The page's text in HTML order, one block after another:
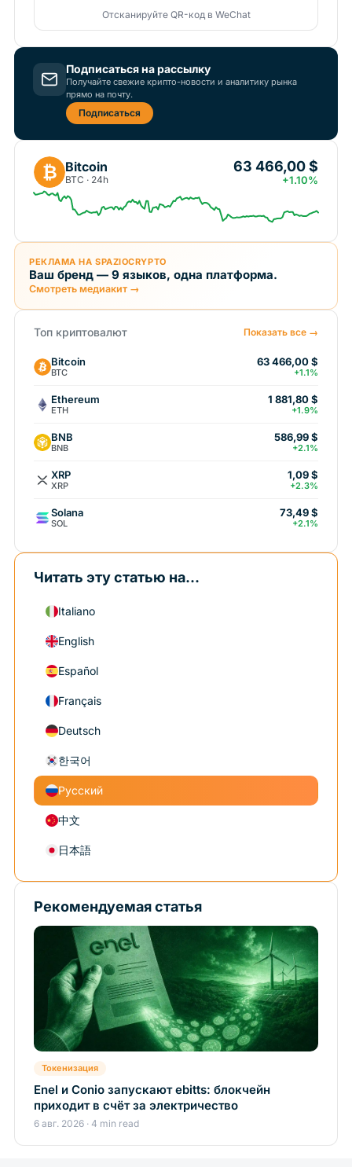
Отсканируйте QR-код в WeChat
Подписаться на рассылку
Получайте свежие крипто-новости и аналитику рынка
прямо на почту.
Подписаться
₿ Bitcoin
BTC · 24h
63 466,00 $
+1.10%
РЕКЛАМА НА SPAZIOCRYPTO
Ваш бренд — 9 языков, одна платформа.
Смотреть медиакит →
Топ криптовалют Показать все →
Bitcoin
BTC
63 466,00 $
+1.1%
Ethereum
ETH
1 881,80 $
+1.9%
BNB
BNB
586,99 $
+2.1%
XRP
XRP
1,09 $
+2.3%
Solana
SOL
73,49 $
+2.1%
Читать эту статью на...
Italiano
English
Español
Français
Deutsch
한국어
Русский
中文
日本語
Рекомендуемая статья
Токенизация
Enel и Conio запускают ebitts: блокчейн
приходит в счёт за электричество
6 авг. 2026 · 4 min read